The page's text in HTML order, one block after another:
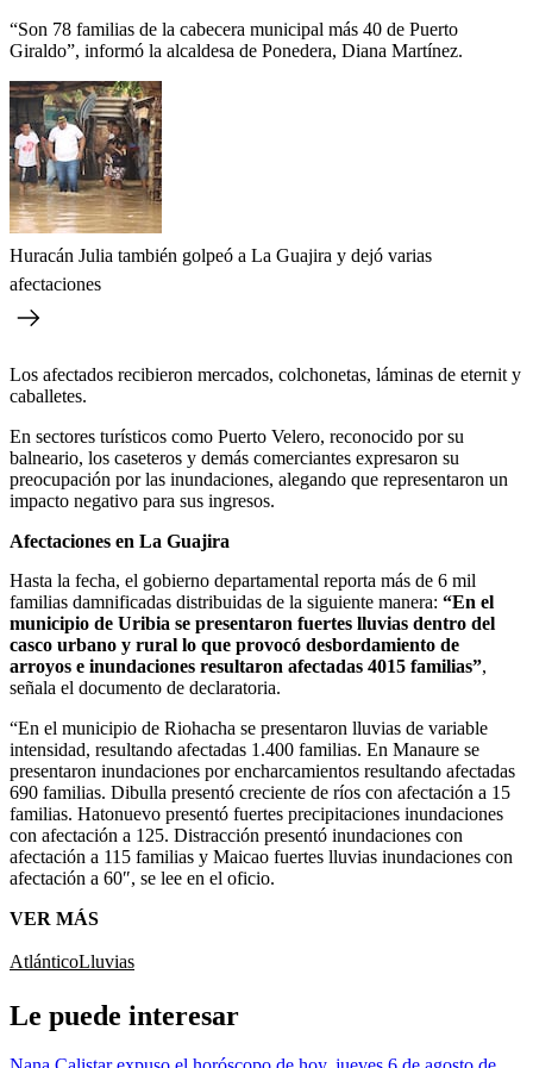
“Son 78 familias de la cabecera municipal más 40 de Puerto
Giraldo”, informó la alcaldesa de Ponedera, Diana Martínez.
Huracán Julia también golpeó a La Guajira y dejó varias
afectaciones
Los afectados recibieron mercados, colchonetas, láminas de eternit y
caballetes.
En sectores turísticos como Puerto Velero, reconocido por su
balneario, los caseteros y demás comerciantes expresaron su
preocupación por las inundaciones, alegando que representaron un
impacto negativo para sus ingresos.
Afectaciones en La Guajira
Hasta la fecha, el gobierno departamental reporta más de 6 mil
familias damnificadas distribuidas de la siguiente manera: “En el
municipio de Uribia se presentaron fuertes lluvias dentro del
casco urbano y rural lo que provocó desbordamiento de
arroyos e inundaciones resultaron afectadas 4015 familias”,
señala el documento de declaratoria.
“En el municipio de Riohacha se presentaron lluvias de variable
intensidad, resultando afectadas 1.400 familias. En Manaure se
presentaron inundaciones por encharcamientos resultando afectadas
690 familias. Dibulla presentó creciente de ríos con afectación a 15
familias. Hatonuevo presentó fuertes precipitaciones inundaciones
con afectación a 125. Distracción presentó inundaciones con
afectación a 115 familias y Maicao fuertes lluvias inundaciones con
afectación a 60″, se lee en el oficio.
VER MÁS
AtlánticoLluvias
Le puede interesar